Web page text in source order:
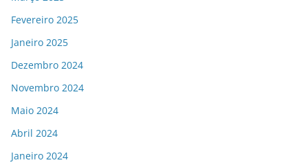
Fevereiro 2025
Janeiro 2025
Dezembro 2024
Novembro 2024
Maio 2024
Abril 2024
Janeiro 2024